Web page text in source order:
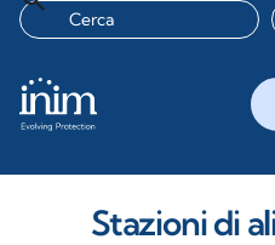
Stazioni di